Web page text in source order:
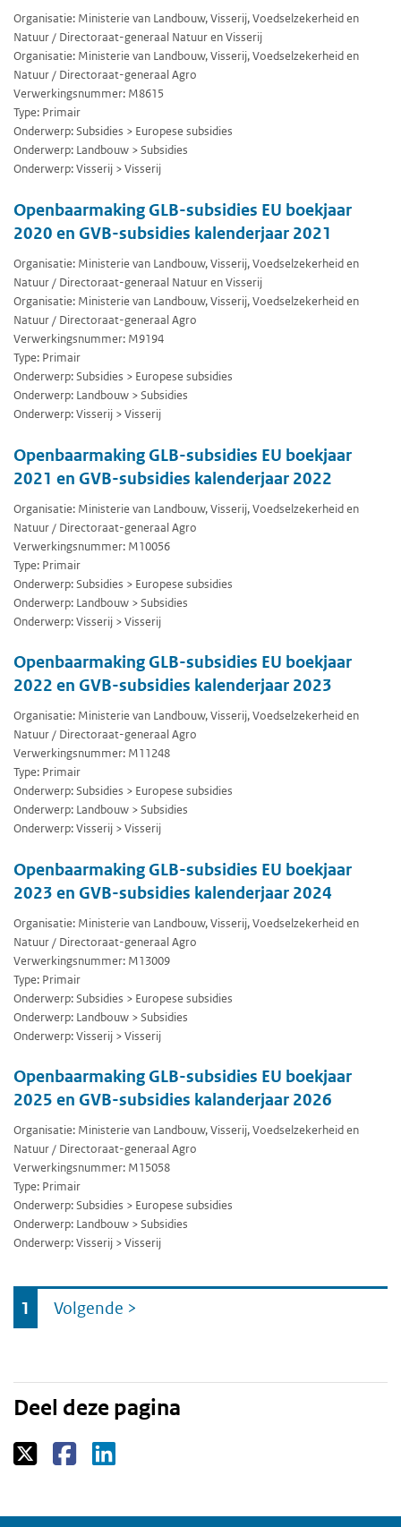
Organisatie: Ministerie van Landbouw, Visserij, Voedselzekerheid en
Natuur / Directoraat-generaal Natuur en Visserij
Organisatie: Ministerie van Landbouw, Visserij, Voedselzekerheid en
Natuur / Directoraat-generaal Agro
Verwerkingsnummer: M8615
Type: Primair
Onderwerp: Subsidies > Europese subsidies
Onderwerp: Landbouw > Subsidies
Onderwerp: Visserij > Visserij
Openbaarmaking GLB-subsidies EU boekjaar
2020 en GVB-subsidies kalenderjaar 2021
Organisatie: Ministerie van Landbouw, Visserij, Voedselzekerheid en
Natuur / Directoraat-generaal Natuur en Visserij
Organisatie: Ministerie van Landbouw, Visserij, Voedselzekerheid en
Natuur / Directoraat-generaal Agro
Verwerkingsnummer: M9194
Type: Primair
Onderwerp: Subsidies > Europese subsidies
Onderwerp: Landbouw > Subsidies
Onderwerp: Visserij > Visserij
Openbaarmaking GLB-subsidies EU boekjaar
2021 en GVB-subsidies kalenderjaar 2022
Organisatie: Ministerie van Landbouw, Visserij, Voedselzekerheid en
Natuur / Directoraat-generaal Agro
Verwerkingsnummer: M10056
Type: Primair
Onderwerp: Subsidies > Europese subsidies
Onderwerp: Landbouw > Subsidies
Onderwerp: Visserij > Visserij
Openbaarmaking GLB-subsidies EU boekjaar
2022 en GVB-subsidies kalenderjaar 2023
Organisatie: Ministerie van Landbouw, Visserij, Voedselzekerheid en
Natuur / Directoraat-generaal Agro
Verwerkingsnummer: M11248
Type: Primair
Onderwerp: Subsidies > Europese subsidies
Onderwerp: Landbouw > Subsidies
Onderwerp: Visserij > Visserij
Openbaarmaking GLB-subsidies EU boekjaar
2023 en GVB-subsidies kalenderjaar 2024
Organisatie: Ministerie van Landbouw, Visserij, Voedselzekerheid en
Natuur / Directoraat-generaal Agro
Verwerkingsnummer: M13009
Type: Primair
Onderwerp: Subsidies > Europese subsidies
Onderwerp: Landbouw > Subsidies
Onderwerp: Visserij > Visserij
Openbaarmaking GLB-subsidies EU boekjaar
2025 en GVB-subsidies kalanderjaar 2026
Organisatie: Ministerie van Landbouw, Visserij, Voedselzekerheid en
Natuur / Directoraat-generaal Agro
Verwerkingsnummer: M15058
Type: Primair
Onderwerp: Subsidies > Europese subsidies
Onderwerp: Landbouw > Subsidies
Onderwerp: Visserij > Visserij
naar
1 Volgende >
Deel deze pagina